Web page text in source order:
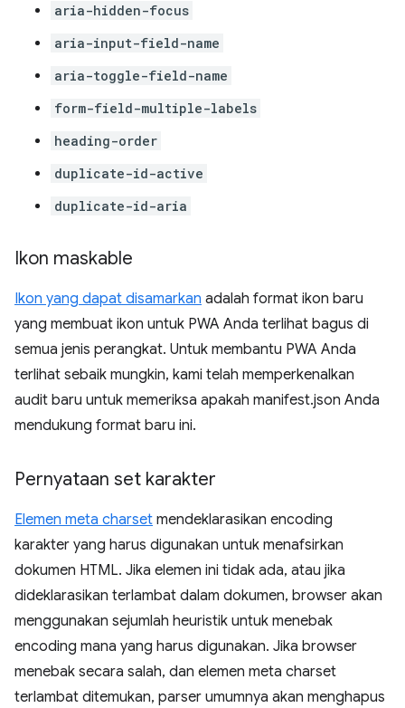
aria-hidden-focus
aria-input-field-name
aria-toggle-field-name
form-field-multiple-labels
heading-order
duplicate-id-active
duplicate-id-aria
Ikon maskable
Ikon yang dapat disamarkan adalah format ikon baru
yang membuat ikon untuk PWA Anda terlihat bagus di
semua jenis perangkat. Untuk membantu PWA Anda
terlihat sebaik mungkin, kami telah memperkenalkan
audit baru untuk memeriksa apakah manifest.json Anda
mendukung format baru ini.
Pernyataan set karakter
Elemen meta charset mendeklarasikan encoding
karakter yang harus digunakan untuk menafsirkan
dokumen HTML. Jika elemen ini tidak ada, atau jika
dideklarasikan terlambat dalam dokumen, browser akan
menggunakan sejumlah heuristik untuk menebak
encoding mana yang harus digunakan. Jika browser
menebak secara salah, dan elemen meta charset
terlambat ditemukan, parser umumnya akan menghapus